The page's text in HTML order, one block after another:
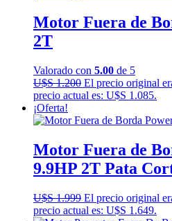
Motor Fuera de
2T
Valorado con 5.00 de 5
U$S1.200 El precio original
precio actual es: U$S 1.085.
¡Oferta!
Motor Fuera de
9.9HP 2T Pata
U$S1.999 El precio original
precio actual es: U$S 1.649.